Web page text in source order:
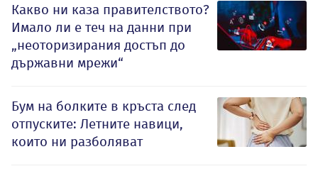
Какво ни каза правителството?
Имало ли е теч на данни при
„неоторизирания достъп до
държавни мрежи“
Бум на болките в кръста след
отпуските: Летните навици,
които ни разболяват